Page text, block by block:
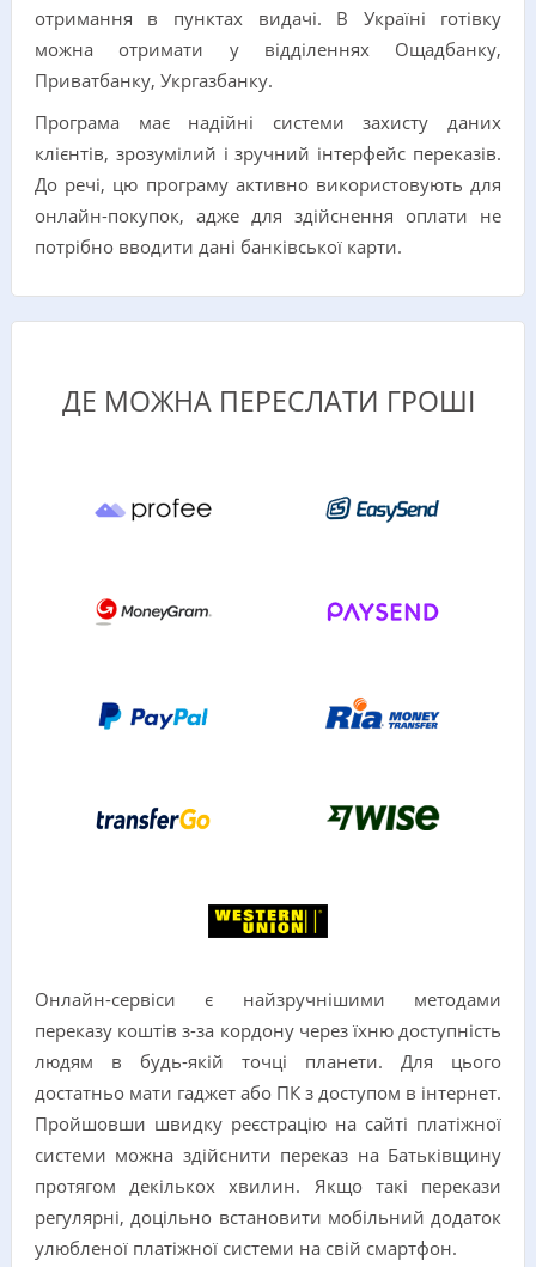
отримання в пунктах видачі. В Україні готівку
можна отримати у відділеннях Ощадбанку,
Приватбанку, Укргазбанку.
Програма має надійні системи захисту даних
клієнтів, зрозумілий і зручний інтерфейс переказів.
До речі, цю програму активно використовують для
онлайн-покупок, адже для здійснення оплати не
потрібно вводити дані банківської карти.
ДЕ МОЖНА ПЕРЕСЛАТИ ГРОШІ
Онлайн-сервіси є найзручнішими методами
переказу коштів з-за кордону через їхню доступність
людям в будь-якій точці планети. Для цього
достатньо мати гаджет або ПК з доступом в інтернет.
Пройшовши швидку реєстрацію на сайті платіжної
системи можна здійснити переказ на Батьківщину
протягом декількох хвилин. Якщо такі перекази
регулярні, доцільно встановити мобільний додаток
улюбленої платіжної системи на свій смартфон.